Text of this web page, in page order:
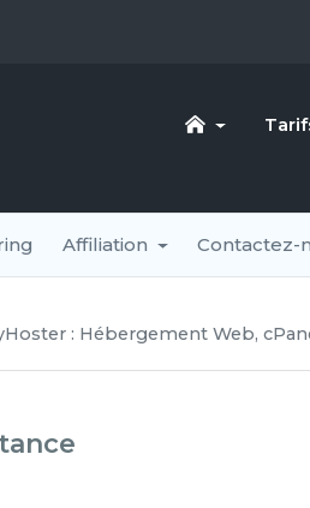
Affiliation Contactez-
: Hébergement Web,